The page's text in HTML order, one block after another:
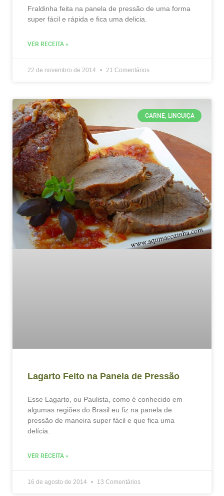
Fraldinha feita na panela de pressão de uma forma
super fácil e rápida e fica uma delicia.
VER RECEITA »
22 de novembro de 2014 21 Comentários
CARNE, LINGUIÇA
Lagarto Feito na Panela de Pressão
Esse Lagarto, ou Paulista, como é conhecido em
algumas regiões do Brasil eu fiz na panela de
pressão de maneira super fácil e que fica uma
delícia.
VER RECEITA »
16 de agosto de 2014 13 Comentários